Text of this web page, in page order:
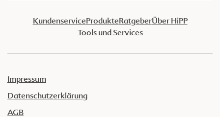
KundenserviceProdukteRatgeberÜber HiPP
Tools und Services
Impressum
Datenschutzerklärung
AGB